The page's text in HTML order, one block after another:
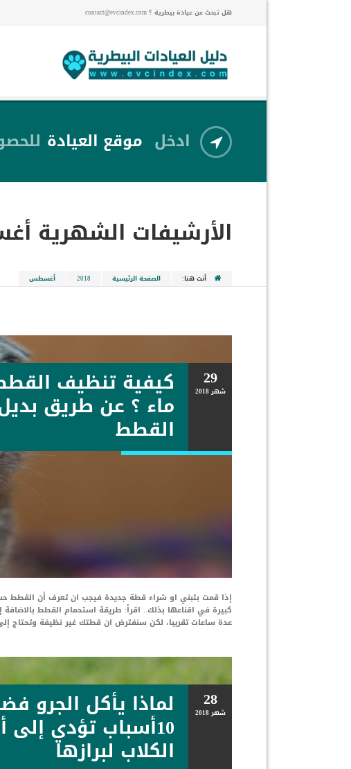
هل تبحث عن عيادة بيطرية ؟ contact@evcindex.com
ادخل موقع العيادة
الأرشيفات الشهرية
أنت هنا: الصفحة الرئيسية 2018 أغسطس
29
شهر2018 كيفية تنظيف
ماء ؟ عن طريق
القطط
إذا قمت بتبني او شراء قطة جديدة فيجب ان تعرف أن القطط
كبيرة في اقناعها بذلك.. اقرأ: طريقة استحمام القطط
عدة ساعات تقريبا، لكن سنفترض ان قطتك غير نظيفة وتحتاج
28
شهر2018 لماذا يأكل الجرو
10أسباب تؤدي إلى
الكلاب لبرازها